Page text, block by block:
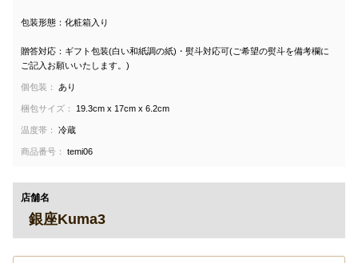
包装形態：化粧箱入り
贈答対応：ギフト包装(白い和紙調の紙)・熨斗対応可(ご希望の熨斗を備考欄に
ご記入お願いいたします。)
個包装： あり
梱包サイズ： 19.3cm x 17cm x 6.2cm
温度帯： 冷蔵
商品番号： temi06
店舗名
銀座Kuma3